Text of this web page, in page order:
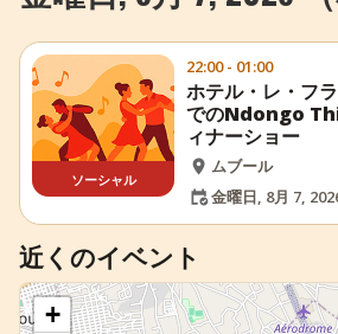
ソーシャル
22:00 - 01:00
ホテル・レ・フ
でのNdongo
ィナーショー
ムブール
金曜日, 8月 7,
近くのイベント
+